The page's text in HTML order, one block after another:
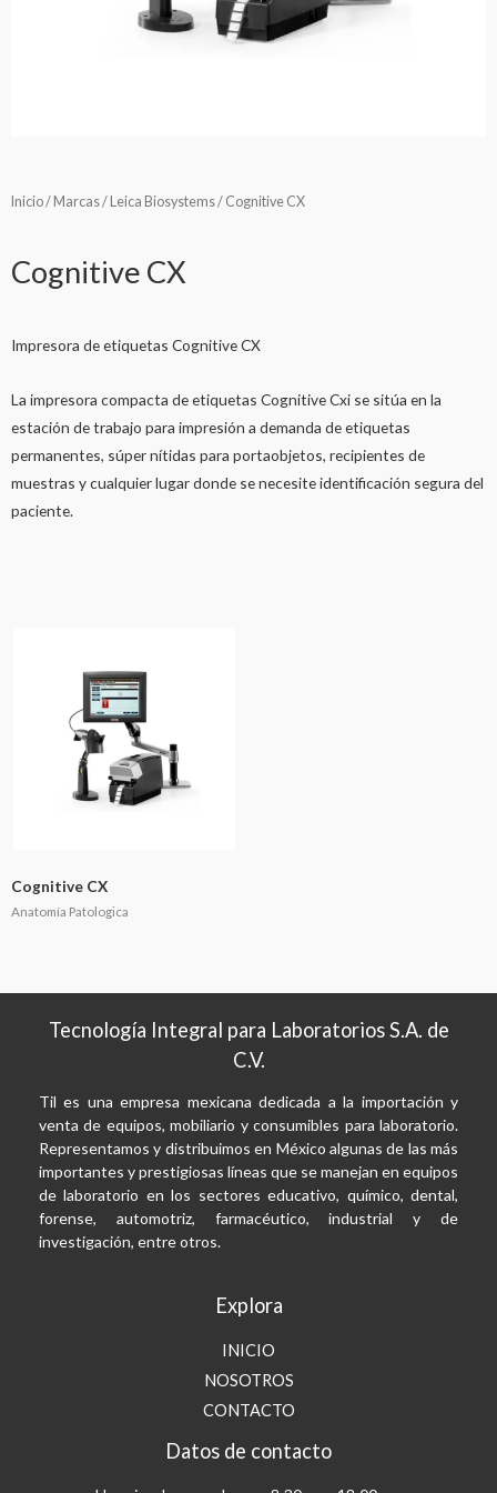
Inicio/ Marcas/ Leica Biosystems/ Cognitive CX
Cognitive CX
Impresora de etiquetas Cognitive CX
La impresora compacta de etiquetas Cognitive Cxi se sitúa en la
estación de trabajo para impresión a demanda de etiquetas
permanentes, súper nítidas para portaobjetos, recipientes de
muestras y cualquier lugar donde se necesite identificación segura del
paciente.
Cognitive CX
Anatomía Patologica
Tecnología Integral para Laboratorios S.A. de
C.V.
Til es una empresa mexicana dedicada a la importación y
venta de equipos, mobiliario y consumibles para laboratorio.
Representamos y distribuimos en México algunas de las más
importantes y prestigiosas líneas que se manejan en equipos
de laboratorio en los sectores educativo, químico, dental,
forense, automotriz, farmacéutico, industrial y de
investigación, entre otros.
Explora
INICIO
NOSOTROS
CONTACTO
Datos de contacto